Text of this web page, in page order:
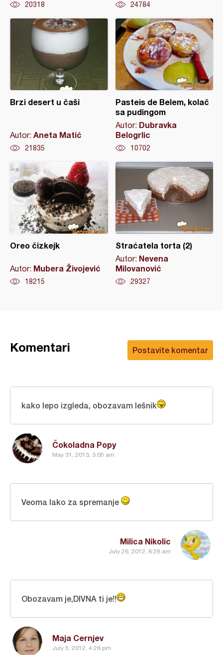
20318 24784
Brzi desert u čaši
Autor: Aneta Matić
21835
Pasteis de Belem, kolač
sa pudingom
Autor: Dubravka
Belogrlic
10702
Oreo čizkejk
Autor: Mubera Živojević
18215
Straćatela torta (2)
Autor: Nevena
Milovanović
29327
Postavite komentar
Komentari
Čokoladna Popy
May 31, 2013, 3:05 am
kako lepo izgleda, obozavam lešnik
Milica Nikolic
July 26, 2012, 8:28 am
Veoma lako za spremanje
Maja Cernjev
July 5, 2012, 4:28 pm
Obozavam je,DIVNA ti je!!